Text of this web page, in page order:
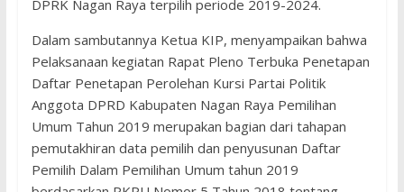
DPRK Nagan Raya terpilih periode 2019-2024.
Dalam sambutannya Ketua KIP, menyampaikan bahwa
Pelaksanaan kegiatan Rapat Pleno Terbuka Penetapan
Daftar Penetapan Perolehan Kursi Partai Politik
Anggota DPRD Kabupaten Nagan Raya Pemilihan
Umum Tahun 2019 merupakan bagian dari tahapan
pemutakhiran data pemilih dan penyusunan Daftar
Pemilih Dalam Pemilihan Umum tahun 2019